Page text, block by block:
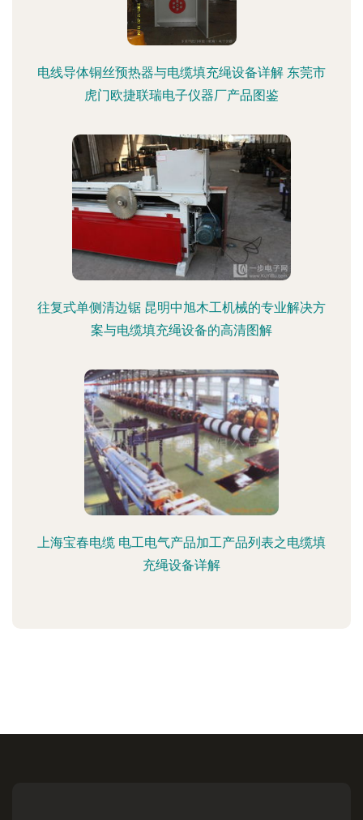
电线导体铜丝预热器与电缆填充绳设备详解 东莞市
虎门欧捷联瑞电子仪器厂产品图鉴
往复式单侧清边锯 昆明中旭木工机械的专业解决方
案与电缆填充绳设备的高清图解
上海宝春电缆 电工电气产品加工产品列表之电缆填
充绳设备详解